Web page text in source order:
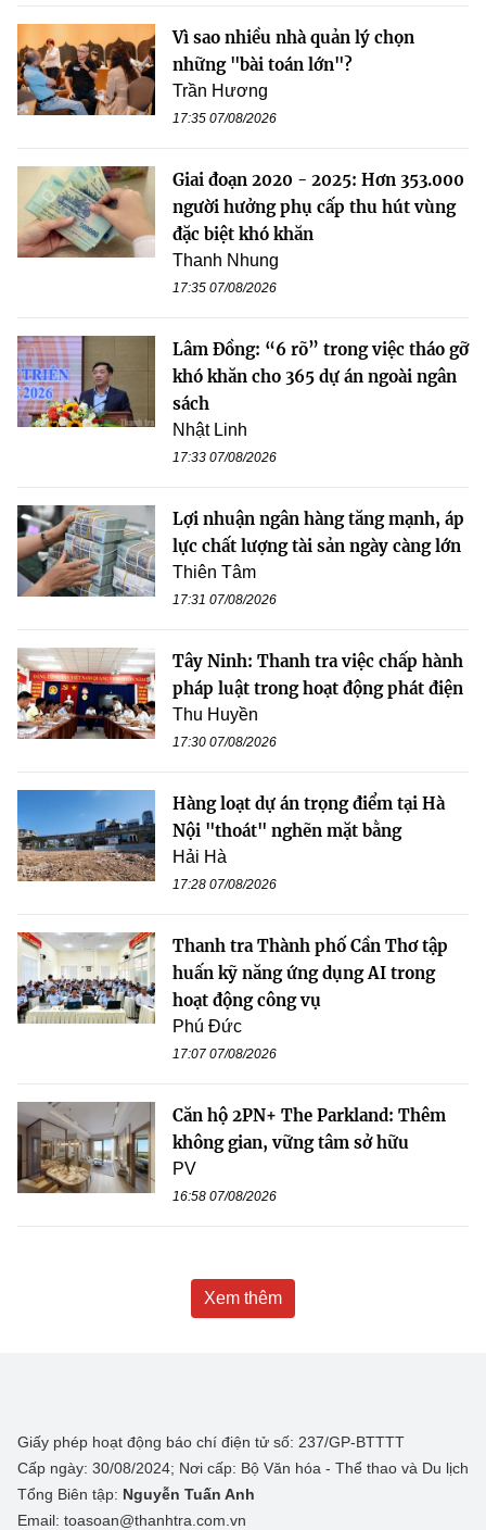
Vì sao nhiều nhà quản lý chọn
những "bài toán lớn"?
Trần Hương
17:35 07/08/2026
Giai đoạn 2020 - 2025: Hơn 353.000
người hưởng phụ cấp thu hút vùng
đặc biệt khó khăn
Thanh Nhung
17:35 07/08/2026
Lâm Đồng: “6 rõ” trong việc tháo gỡ
khó khăn cho 365 dự án ngoài ngân
sách
Nhật Linh
17:33 07/08/2026
Lợi nhuận ngân hàng tăng mạnh, áp
lực chất lượng tài sản ngày càng lớn
Thiên Tâm
17:31 07/08/2026
Tây Ninh: Thanh tra việc chấp hành
pháp luật trong hoạt động phát điện
Thu Huyền
17:30 07/08/2026
Hàng loạt dự án trọng điểm tại Hà
Nội "thoát" nghẽn mặt bằng
Hải Hà
17:28 07/08/2026
Thanh tra Thành phố Cần Thơ tập
huấn kỹ năng ứng dụng AI trong
hoạt động công vụ
Phú Đức
17:07 07/08/2026
Căn hộ 2PN+ The Parkland: Thêm
không gian, vững tâm sở hữu
PV
16:58 07/08/2026
Xem thêm
Giấy phép hoạt động báo chí điện tử số: 237/GP-BTTTT
Cấp ngày: 30/08/2024; Nơi cấp: Bộ Văn hóa - Thể thao và Du lịch
Tổng Biên tập: Nguyễn Tuấn Anh
Email: toasoan@thanhtra.com.vn